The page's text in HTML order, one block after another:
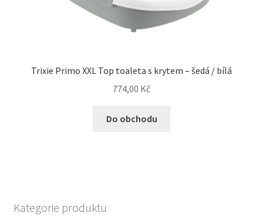
Trixie Primo XXL Top toaleta s krytem – šedá / bílá
774,00 Kč
Do obchodu
Kategorie produktu